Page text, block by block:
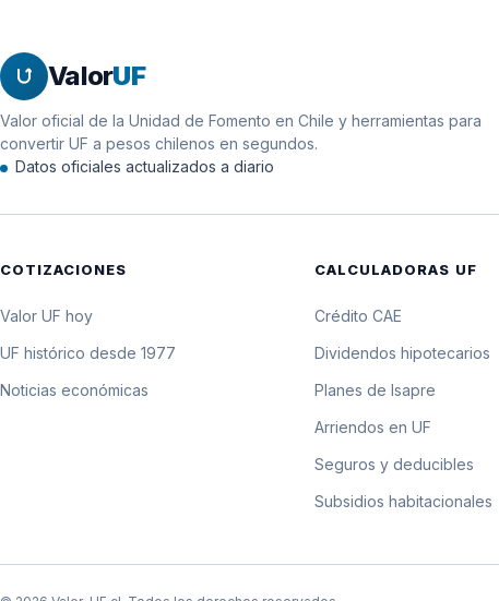
13 de agosto de 2019
12 de agosto de 2019
ValorUF
Valor oficial de la Unidad de Fomento en Chile y herramientas para
convertir UF a pesos chilenos en segundos.
Datos oficiales actualizados a diario
COTIZACIONES
Valor UF hoy
UF histórico desde 1977
Noticias económicas
CALCULADORAS UF
Crédito CAE
Dividendos hipotecarios
Planes de Isapre
Arriendos en UF
Seguros y deducibles
Subsidios habitacionales